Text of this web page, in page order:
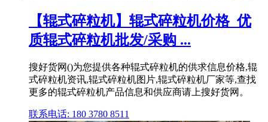
【辊式碎粒机】辊式碎粒机价格_优
质辊式碎粒机批发/采购 ...
搜好货网()为您提供各种辊式碎粒机的供求信息价格,辊
式碎粒机资讯,辊式碎粒机图片,辊式碎粒机厂家等,查找
更多的辊式碎粒机产品信息和供应商请上搜好货网。
联系电话: 180 3780 8511